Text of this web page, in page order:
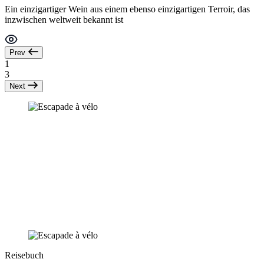
Ein einzigartiger Wein aus einem ebenso einzigartigen Terroir, das
inzwischen weltweit bekannt ist
Prev
1
3
Next
Reisebuch